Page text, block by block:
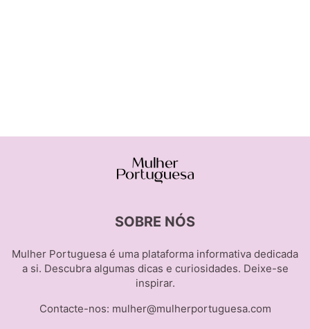
SOBRE NÓS
Mulher Portuguesa é uma plataforma informativa dedicada
a si. Descubra algumas dicas e curiosidades. Deixe-se
inspirar.
Contacte-nos: mulher@mulherportuguesa.com